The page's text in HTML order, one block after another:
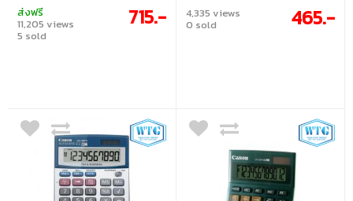
ส่งฟรี
11,205 views
5 sold
715.-
อาทิตย์ และแบตเตอรี่
4,335 views
0 sold 465.-